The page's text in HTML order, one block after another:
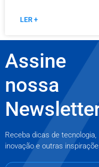
LER +
Assine
nossa
Receba dicas de tecnologia,
inovação e outras